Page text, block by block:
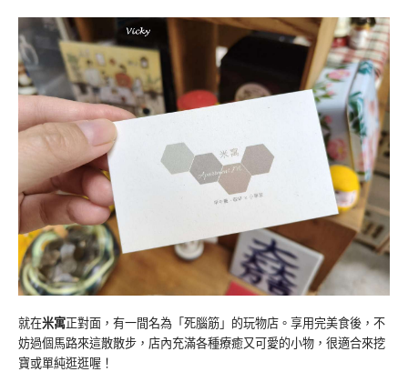
就在米寓正對面，有一間名為「死腦筋」的玩物店。享用完美食後，不
妨過個馬路來這散散步，店內充滿各種療癒又可愛的小物，很適合來挖
寶或單純逛逛喔！